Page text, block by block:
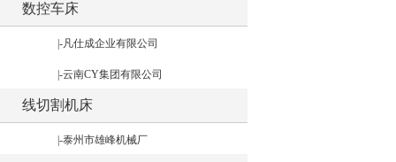
数控车床
|-凡仕成企业有限公司
|-云南CY集团有限公司
线切割机床
|-泰州市雄峰机械厂